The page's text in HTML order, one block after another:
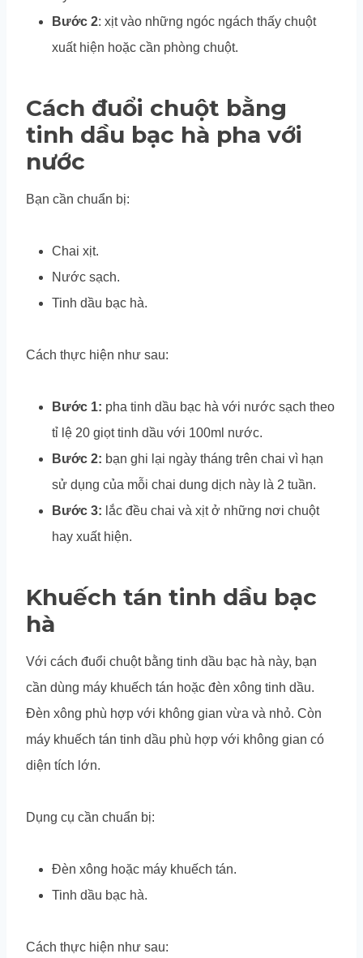
Bước 2: xịt vào những ngóc ngách thấy chuột
xuất hiện hoặc cần phòng chuột.
Cách đuổi chuột bằng
tinh dầu bạc hà pha với
nước
Bạn cần chuẩn bị:
Chai xịt.
Nước sạch.
Tinh dầu bạc hà.
Cách thực hiện như sau:
Bước 1: pha tinh dầu bạc hà với nước sạch theo
tỉ lệ 20 giọt tinh dầu với 100ml nước.
Bước 2: bạn ghi lại ngày tháng trên chai vì hạn
sử dụng của mỗi chai dung dịch này là 2 tuần.
Bước 3: lắc đều chai và xịt ở những nơi chuột
hay xuất hiện.
Khuếch tán tinh dầu bạc
hà
Với cách đuổi chuột bằng tinh dầu bạc hà này, bạn
cần dùng máy khuếch tán hoặc đèn xông tinh dầu.
Đèn xông phù hợp với không gian vừa và nhỏ. Còn
máy khuếch tán tinh dầu phù hợp với không gian có
diện tích lớn.
Dụng cụ cần chuẩn bị:
Đèn xông hoặc máy khuếch tán.
Tinh dầu bạc hà.
Cách thực hiện như sau: